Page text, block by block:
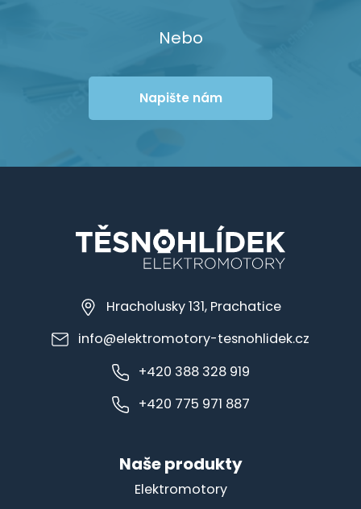
Nebo
Napište nám
Hracholusky 131, Prachatice
info@elektromotory-tesnohlidek.cz
+420 388 328 919
+420 775 971 887
Naše produkty
Elektromotory